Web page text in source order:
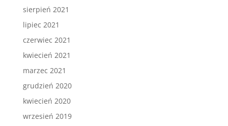
sierpień 2021
lipiec 2021
czerwiec 2021
kwiecień 2021
marzec 2021
grudzień 2020
kwiecień 2020
wrzesień 2019